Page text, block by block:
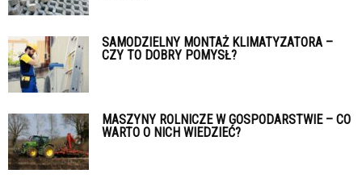
SAMODZIELNY MONTAŻ KLIMATYZATORA –
CZY TO DOBRY POMYSŁ?
MASZYNY ROLNICZE W GOSPODARSTWIE – CO
WARTO O NICH WIEDZIEĆ?